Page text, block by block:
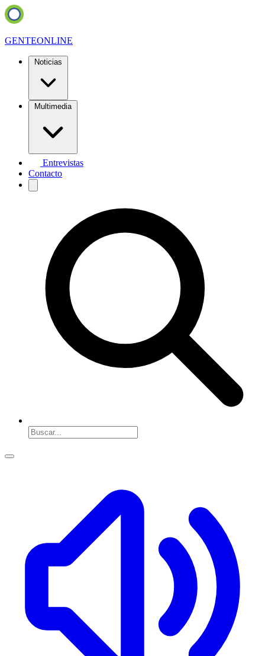
GENTEONLINE
Noticias
Multimedia
Entrevistas
Contacto